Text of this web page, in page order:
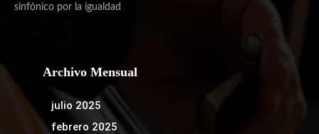
sinfónico por la igualdad
Archivo Mensual
julio 2025
febrero 2025